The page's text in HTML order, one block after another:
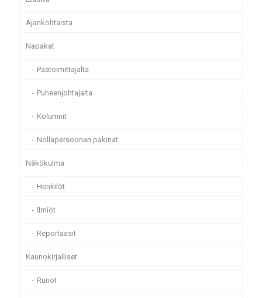
Ajankohtaista
Napakat
Päätoimittajalta
Puheenjohtajalta
Kolumnit
Nollapersoonan pakinat
Näkökulma
Henkilöt
Ilmiöt
Reportaasit
Kaunokirjalliset
Runot